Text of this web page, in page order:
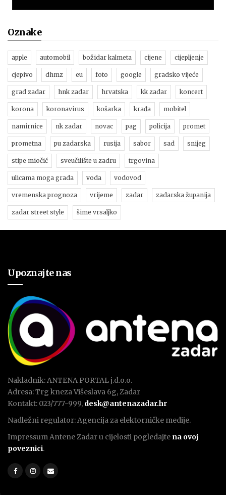
Oznake
apple automobil božidar kalmeta cijene cijepljenje
cjepivo dhmz eu foto google gradsko vijeće
grad zadar hnk zadar hrvatska kk zadar koncert
korona koronavirus košarka krađa mobitel
namirnice nk zadar novac pag policija promet
prometna pu zadarska rusija sabor sad snijeg
stipe miočić sveučilište u zadru trgovina
ulicama moga grada voda vodovod
vremenska prognoza vrijeme zadar zadarska županija
zadar street style šime vrsaljko
Upoznajte nas
Nakladnik: ANTENA PORTAL j.d.o.o.
Adresa: Trg kneza Višeslava 6g, Zadar
Kontakt: 023/777-999, desk@antenazadar.hr
Nadležni regulator: Agencija za elektorničke medije.
Impressum Antene Zadar u cijelosti pogledajte na ovoj
poveznici.